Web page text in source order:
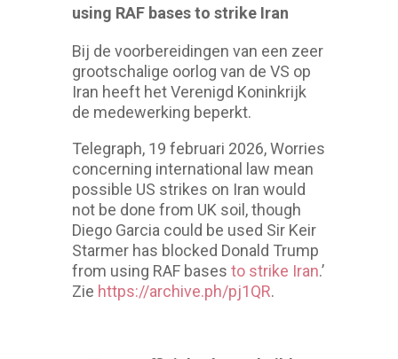
using RAF bases to strike Iran
Bij de voorbereidingen van een zeer
grootschalige oorlog van de VS op
Iran heeft het Verenigd Koninkrijk
de medewerking beperkt.
Telegraph, 19 februari 2026, Worries
concerning international law mean
possible US strikes on Iran would
not be done from UK soil, though
Diego Garcia could be used Sir Keir
Starmer has blocked Donald Trump
from using RAF bases to strike Iran.’
Zie https://archive.ph/pj1QR.